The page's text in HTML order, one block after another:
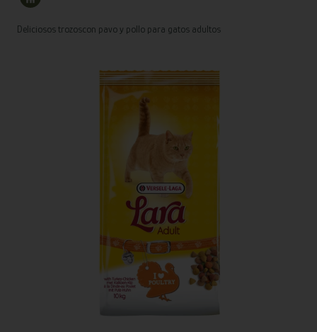
Deliciosos trozoscon pavo y pollo para gatos adultos